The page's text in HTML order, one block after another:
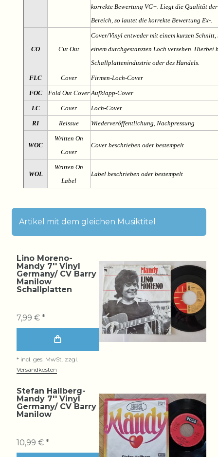
korrekte Bewertung VG+. Liegt die Qualität
Bereich, so lautet die korrekte Bewertung Ex-.
CO Cut Out
Cover/Vinyl entweder mit einem kurzen
einem durchgestanzten Loch versehen. Hierbei
Schallplattenindustrie oder des Handels.
FLC Cover Firmen-Loch-Cover
FOC Fold Out Cover Aufklapp-Cover
LC Cover Loch-Cover
RI Reissue Wiederveröffentlichung, Nachpressung
WOC
Written On
Cover
Cover beschrieben oder bestempelt
WOL
Written On
Label
Label beschrieben oder bestempelt
Artikel mit dem gleichen Musiktitel
Lino Moreno-
Mandy 7'' Vinyl
Germany/ CV Barry
Manilow
Schallplatten
7,99 € *
* incl. ges. MwSt. zzgl.
Versandkosten
Stefan Hallberg-
Mandy 7'' Vinyl
Germany/ CV Barry
Manilow
10,99 € *